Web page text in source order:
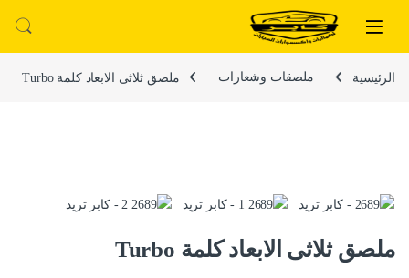
تخطي إلى المحتوى
الرئيسية ملصقات وشعارات ملصق ثلاثى الابعاد كلمة Turbo
ملصق ثلاثى الابعاد كلمة Turbo